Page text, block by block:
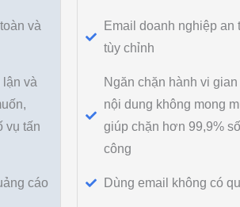
và
lận và
vụ tấn
cáo
Email doanh nghiệp an
tùy chỉnh
Ngăn chặn hành vi gian
nội dung không mong
giúp chặn hơn 99,9%
công
Dùng email không có